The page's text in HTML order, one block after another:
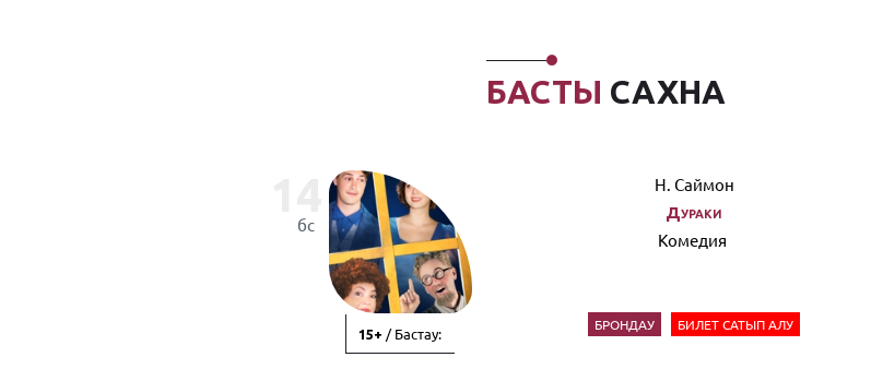
БАСТЫ САХНА
бс
15+ / Бастау:
Н. Саймон
Дураки
Комедия
БРОНДАУ БИЛЕТ САТЫП АЛУ